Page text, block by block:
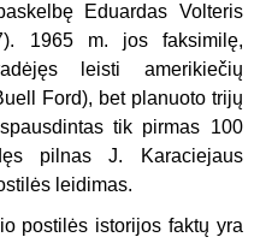
Eduardas Volteris
1965 m. jos faksimilę,
leisti amerikiečių
Ford), bet planuoto trijų
tik pirmas 100
pilnas J. Karaciejaus
leidimas.
postilės istorijos faktų yra